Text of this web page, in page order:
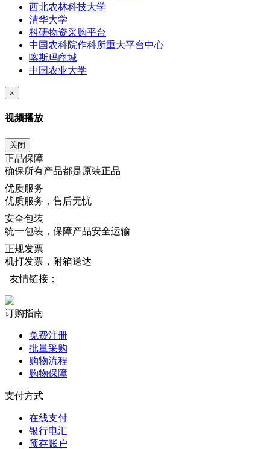
西北农林科技大学
清华大学
科研物资采购平台
中国农科院作科所重大平台中心
喀斯玛商城
中国农业大学
×
视频播放
关闭
正品保障
确保所有产品都是原装正品
优质服务
优质服务，售后无忧
安全包装
统一包装，保障产品安全运输
正规发票
机打发票，附箱送达
友情链接：
订购指南
免费注册
批量采购
购物流程
购物保障
支付方式
在线支付
银行电汇
预存账户